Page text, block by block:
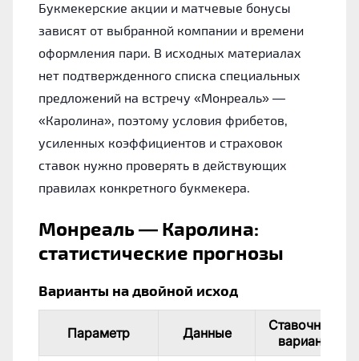
Букмекерские акции и матчевые бонусы
зависят от выбранной компании и времени
оформления пари. В исходных материалах
нет подтвержденного списка специальных
предложений на встречу «Монреаль» —
«Каролина», поэтому условия фрибетов,
усиленных коэффициентов и страховок
ставок нужно проверять в действующих
правилах конкретного букмекера.
Монреаль — Каролина:
статистические прогнозы
Варианты на двойной исход
Параметр Данные
Ставочный
вариант